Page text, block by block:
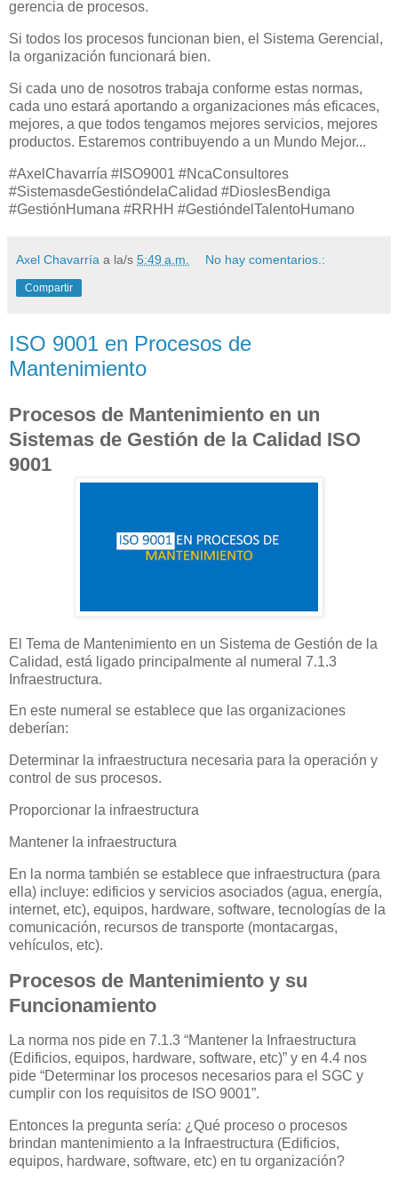
gerencia de procesos.
Si todos los procesos funcionan bien, el Sistema Gerencial,
la organización funcionará bien.
Si cada uno de nosotros trabaja conforme estas normas,
cada uno estará aportando a organizaciones más eficaces,
mejores, a que todos tengamos mejores servicios, mejores
productos. Estaremos contribuyendo a un Mundo Mejor...
#AxelChavarría #ISO9001 #NcaConsultores
#SistemasdeGestióndelaCalidad #DioslesBendiga
#GestiónHumana #RRHH #GestióndelTalentoHumano
Axel Chavarría a la/s 5:49 a.m. No hay comentarios.:
Compartir
ISO 9001 en Procesos de
Mantenimiento
Procesos de Mantenimiento en un
Sistemas de Gestión de la Calidad ISO
9001
El Tema de Mantenimiento en un Sistema de Gestión de la
Calidad, está ligado principalmente al numeral 7.1.3
Infraestructura.
En este numeral se establece que las organizaciones
deberían:
Determinar la infraestructura necesaria para la operación y
control de sus procesos.
Proporcionar la infraestructura
Mantener la infraestructura
En la norma también se establece que infraestructura (para
ella) incluye: edificios y servicios asociados (agua, energía,
internet, etc), equipos, hardware, software, tecnologías de la
comunicación, recursos de transporte (montacargas,
vehículos, etc).
Procesos de Mantenimiento y su
Funcionamiento
La norma nos pide en 7.1.3 “Mantener la Infraestructura
(Edificios, equipos, hardware, software, etc)” y en 4.4 nos
pide “Determinar los procesos necesarios para el SGC y
cumplir con los requisitos de ISO 9001”.
Entonces la pregunta sería: ¿Qué proceso o procesos
brindan mantenimiento a la Infraestructura (Edificios,
equipos, hardware, software, etc) en tu organización?